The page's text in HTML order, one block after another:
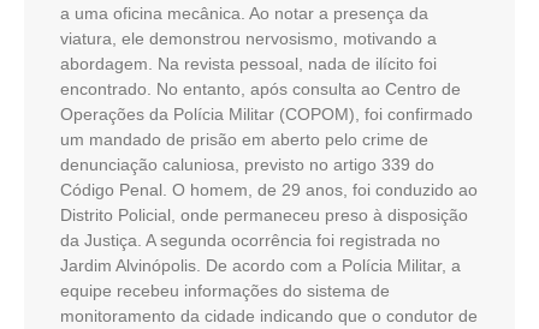
a uma oficina mecânica. Ao notar a presença da
viatura, ele demonstrou nervosismo, motivando a
abordagem. Na revista pessoal, nada de ilícito foi
encontrado. No entanto, após consulta ao Centro de
Operações da Polícia Militar (COPOM), foi confirmado
um mandado de prisão em aberto pelo crime de
denunciação caluniosa, previsto no artigo 339 do
Código Penal. O homem, de 29 anos, foi conduzido ao
Distrito Policial, onde permaneceu preso à disposição
da Justiça. A segunda ocorrência foi registrada no
Jardim Alvinópolis. De acordo com a Polícia Militar, a
equipe recebeu informações do sistema de
monitoramento da cidade indicando que o condutor de